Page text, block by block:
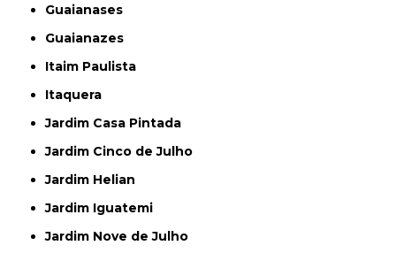
Guaianases
Guaianazes
Itaim Paulista
Itaquera
Jardim Casa Pintada
Jardim Cinco de Julho
Jardim Helian
Jardim Iguatemi
Jardim Nove de Julho